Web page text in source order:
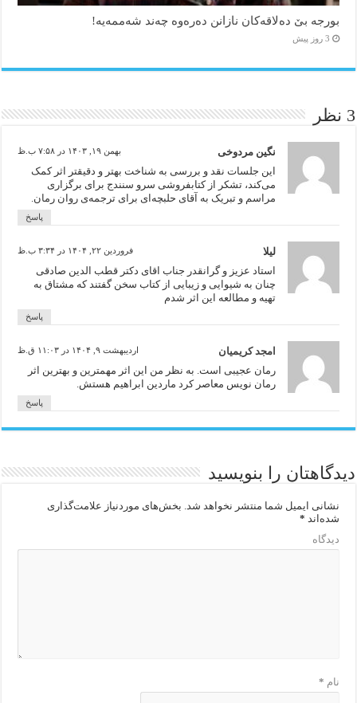
بورجە بێ دەلاقەکان نازانن دەرەوە چەند شەممەیە!
3 روز پیش
3 نظر
نگین مردوخی بهمن ۱۹, ۱۴۰۳ در ۷:۵۸ ب.ظ
این جلسات نقد و بررسی بە شناخت بهتر و دقیقتر اثر کمک
می‌کند، تشکر از کتابفروشی سرو سنندج برای برگزاری
مراسم و تبریک بە آقای حلبچه‌ای برای ترجمه‌ی روان رمان.
پاسخ
لیلا فروردین ۲۲, ۱۴۰۴ در ۳:۳۴ ب.ظ
استاد عزیز و گرانقدر جناب اقای دکتر قطب الدین صادقی
چنان به شیوایی و زیبایی از کتاب سخن گفتند که مشتاق به
تهیه و مطالعه این اثر شدم
پاسخ
امجد کریمیان اردیبهشت ۹, ۱۴۰۴ در ۱۱:۰۳ ق.ظ
رمان عجیبی است. به نظر من این اثر مهمترین و بهترین اثر
رمان نویس معاصر کرد ماردین ابراهیم هستش.
پاسخ
دیدگاهتان را بنویسید
نشانی ایمیل شما منتشر نخواهد شد. بخش‌های موردنیاز علامت‌گذاری
شده‌اند *
دیدگاه
نام *